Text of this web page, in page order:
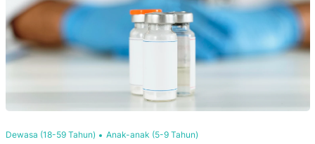
Dewasa (18-59 Tahun) Anak-anak (5-9 Tahun)